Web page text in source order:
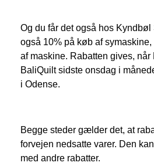
Og du får det også hos Kyndbøl
også 10% på køb af
af maskine. Rabatten gives, når
BaliQuilt sidste onsdag i
i Odense.
Begge steder gælder det, at
forvejen nedsatte varer. Den
med andre rabatter.